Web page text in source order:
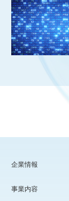
企業情報
事業内容